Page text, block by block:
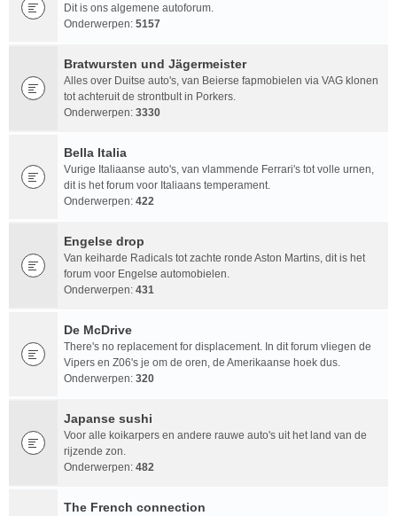
Dit is ons algemene autoforum.
Onderwerpen: 5157
Bratwursten und Jägermeister
Alles over Duitse auto's, van Beierse fapmobielen via VAG klonen
tot achteruit de strontbult in Porkers.
Onderwerpen: 3330
Bella Italia
Vurige Italiaanse auto's, van vlammende Ferrari's tot volle urnen,
dit is het forum voor Italiaans temperament.
Onderwerpen: 422
Engelse drop
Van keiharde Radicals tot zachte ronde Aston Martins, dit is het
forum voor Engelse automobielen.
Onderwerpen: 431
De McDrive
There's no replacement for displacement. In dit forum vliegen de
Vipers en Z06's je om de oren, de Amerikaanse hoek dus.
Onderwerpen: 320
Japanse sushi
Voor alle koikarpers en andere rauwe auto's uit het land van de
rijzende zon.
Onderwerpen: 482
The French connection